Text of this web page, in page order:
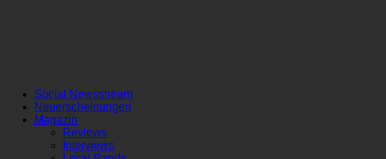
Social Newsstream
Neuerscheinungen
Magazin
Reviews
Interviews